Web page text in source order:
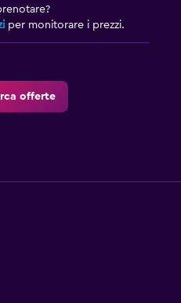
per monitorare i prezzi.
offerte